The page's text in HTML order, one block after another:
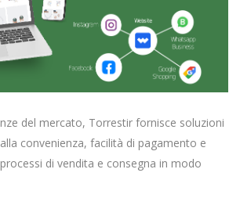
del mercato, Torrestir fornisce soluzioni
convenienza, facilità di pagamento e
di vendita e consegna in modo